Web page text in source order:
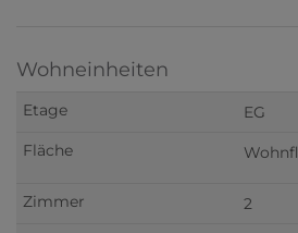
Wohneinheiten
EG
2